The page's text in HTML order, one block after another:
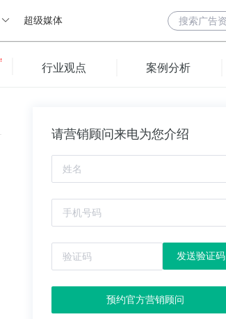
超级媒体
行业观点 案例分析
请营销顾问来电为您介绍
发送验证码
预约官方营销顾问